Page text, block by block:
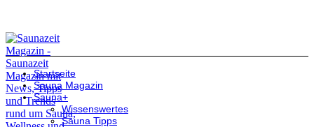
Startseite
Sauna Magazin
Sauna+
Wissenswertes
Sauna Tipps